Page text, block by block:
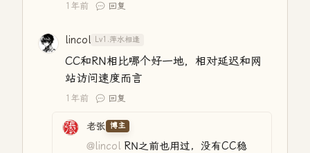
1年前 回复
lincol Lv1.萍水相逢
CC和RN相比哪个好一地，相对延迟和网
站访问速度而言
1年前 回复
老张 博主
@lincolRN之前也用过，没有CC稳